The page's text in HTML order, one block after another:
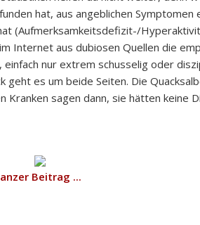
hat, aus angeblichen Symptomen
(Aufmerksamkeitsdefizit-/
Internet aus dubiosen Quellen die
nur extrem schusselig oder
geht es um beide Seiten. Die
Kranken sagen dann, sie hätten keine
Beitrag ...